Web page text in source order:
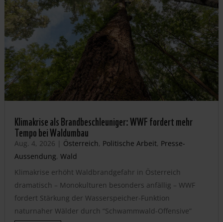
Klimakrise als Brandbeschleuniger: WWF fordert mehr
Tempo bei Waldumbau
Aug. 4, 2026 | Österreich, Politische Arbeit, Presse-
Aussendung, Wald
Klimakrise erhöht Waldbrandgefahr in Österreich
dramatisch – Monokulturen besonders anfällig – WWF
fordert Stärkung der Wasserspeicher-Funktion
naturnaher Wälder durch “Schwammwald-Offensive”